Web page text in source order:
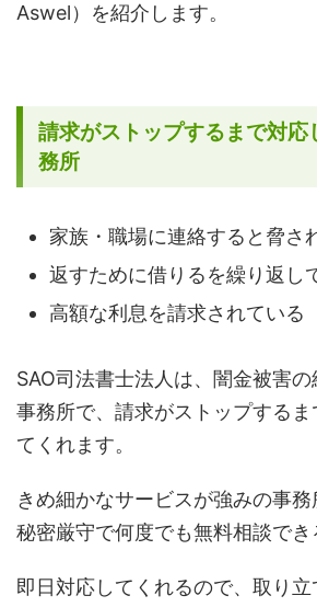
Aswel）を紹介します。
請求がストップするまで対応
務所
家族・職場に連絡すると脅さ
返すために借りるを繰り返し
高額な利息を請求されている
SAO司法書士法人は、闇金被害
事務所で、請求がストップするま
てくれます。
きめ細かなサービスが強みの事務
秘密厳守で何度でも無料相談でき
即日対応してくれるので、取り